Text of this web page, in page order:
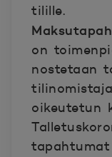
tilille.
on
nostetaan
oikeutetun